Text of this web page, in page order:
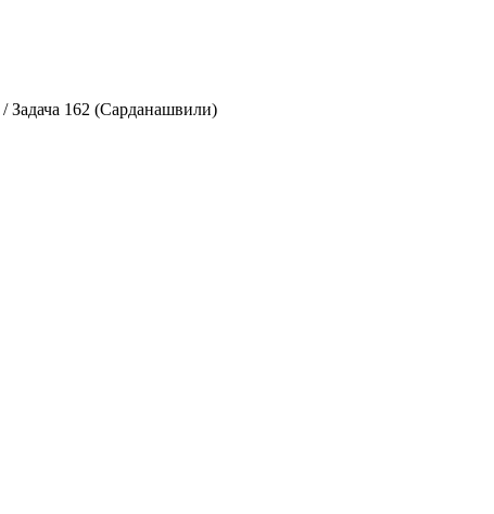
/ Задача 162 (Сарданашвили)